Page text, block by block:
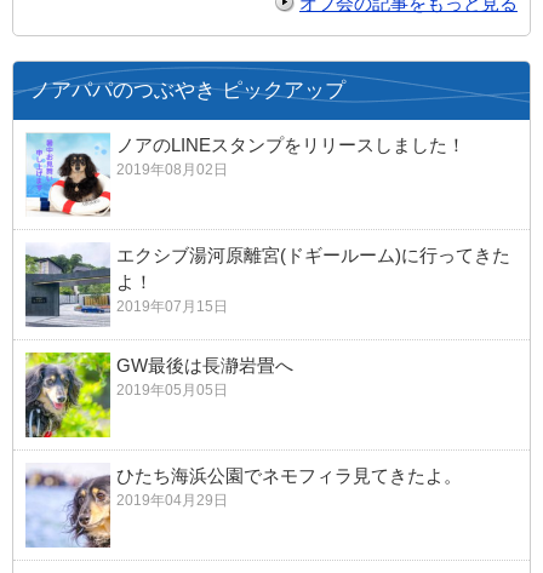
ノアパパのつぶやき ピックアップ
ノアのLINEスタンプをリリースしました！
2019年08月02日
エクシブ湯河原離宮(ドギールーム)に行ってきた
よ！
2019年07月15日
GW最後は長瀞岩畳へ
2019年05月05日
ひたち海浜公園でネモフィラ見てきたよ。
2019年04月29日